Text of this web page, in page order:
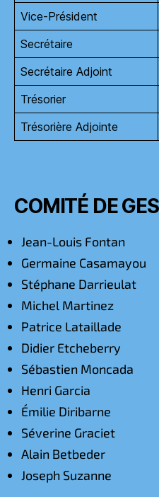
Vice-Président
Secrétaire
Secrétaire Adjoint
Trésorier
Trésorière Adjointe
COMITÉ DE
Jean-Louis Fontan
Germaine Casamayou
Stéphane Darrieulat
Michel Martinez
Patrice Lataillade
Didier Etcheberry
Sébastien Moncada
Henri Garcia
Émilie Diribarne
Séverine Graciet
Alain Betbeder
Joseph Suzanne